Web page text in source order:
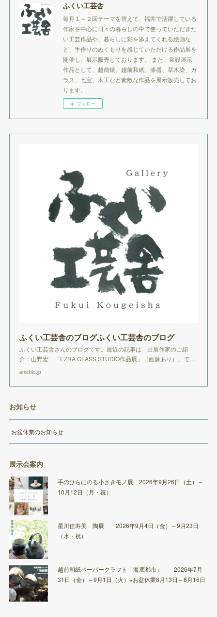
ふくい工芸舎
毎月１～２回テーマを替えて、福井で活躍している
作家を中心に日々の暮らしの中で使っていただきた
い工芸作品や、暮らしに彩を添えてくれる絵画な
ど、手作りのぬくもりを感じていただける作品展を
開催し、展示販売しております。 また、常設展示
作品として、越前焼、越前和紙、漆器、草木染、ガ
ラス、七宝、木工など素敵な作品を展示販売してお
ります。
フォロー
ふくい工芸舎のブログふくい工芸舎のブログ
ふくい工芸舎さんのブログです。最近の記事は「出展作家のご紹
介：山野宏 「EZRA GLASS STUDIO作品展」（画像あり）」で…
ameblo.jp
お知らせ
お盆休業のお知らせ
展示会案内
手のひらにのる小さきモノ展 2026年9月26日（土）～
10月12日（月・祝）
星川佳寿美 陶展 2026年9月4日（金）～9月23日
（水・祝）
越前和紙ペーパークラフト「海底都市」 2026年7月
31日（金）～9月1日（火）※お盆休業8月13日～8月16日